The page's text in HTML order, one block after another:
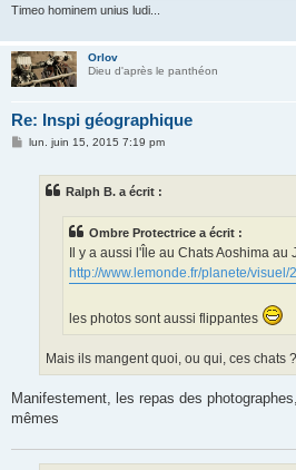
Timeo hominem unius ludi...
Orlov
Dieu d'après le panthéon
Re: Inspi géographique
Mlun. juin 15, 2015 7:19 pm
Ralph B. a écrit :
Ombre Protectrice a écrit :
Il y a aussi l'Île au Chats Aoshima au
http://www.lemonde.fr/planete/visuel/
les photos sont aussi flippantes
Mais ils mangent quoi, ou qui, ces chats ?
Manifestement, les repas des
mêmes